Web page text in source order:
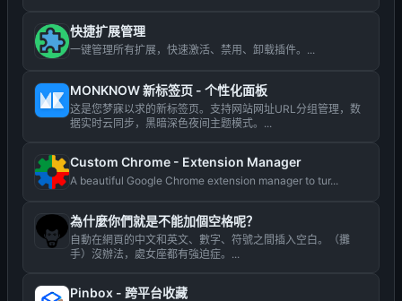
快捷扩展管理
一键管理所有扩展，快速激活、禁用、卸载插件。...
MONKNOW 新标签页 - 个性化面板
这是您梦寐以求的新标签页。支持网站网址URL分组管理，数
据实时云同步，黑暗深色夜间主题模式。...
Custom Chrome - Extension Manager
A beautiful Google Chrome extension manager to tur...
為什麼你們就是不能加個空格呢？
自動在網頁的中文和英文、數字、符號之間插入空白。（攤
手）沒辦法，處女座都有強迫症。...
Pinbox - 跨平台收藏